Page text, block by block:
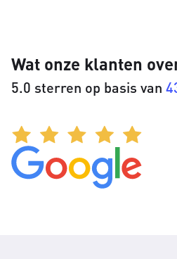
Wat onze klanten
5.0 sterren op basis van